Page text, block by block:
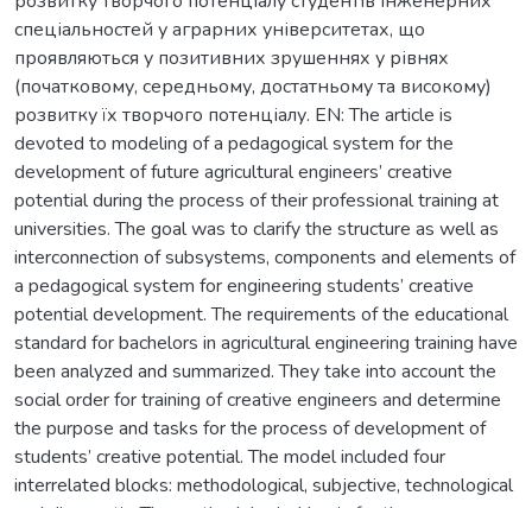
спеціальностей у аграрних університетах, що
проявляються у позитивних зрушеннях у рівнях
(початковому, середньому, достатньому та високому)
розвитку їх творчого потенціалу. EN: The article is
devoted to modeling of a pedagogical system for the
development of future agricultural engineers’ creative
potential during the process of their professional training at
universities. The goal was to clarify the structure as well as
interconnection of subsystems, components and elements of
a pedagogical system for engineering students’ creative
potential development. The requirements of the educational
standard for bachelors in agricultural engineering training have
been analyzed and summarized. They take into account the
social order for training of creative engineers and determine
the purpose and tasks for the process of development of
students’ creative potential. The model included four
interrelated blocks: methodological, subjective, technological